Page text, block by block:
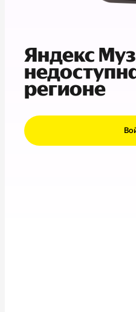
Яндекс
регионе